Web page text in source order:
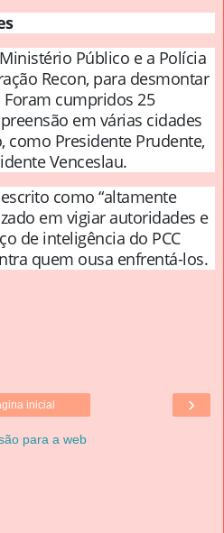
Público e a Polícia
Recon, para desmontar
cumpridos 25
em várias cidades
como Presidente Prudente,
Venceslau.
como “altamente
em vigiar autoridades e
de inteligência do PCC
quem ousa enfrentá-los.
›
inicial
para a web